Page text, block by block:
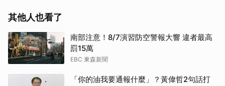
其他人也看了
南部注意！8/7演習防空警報大響 違者最高
罰15萬
EBC 東森新聞
「你的油我要通報什麼」？黃偉哲2句話打